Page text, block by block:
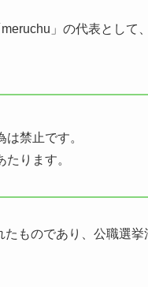
」の代表として
禁止です。
ります。
ものであり、公職選挙